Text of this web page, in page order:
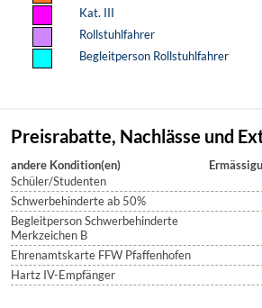
Kat. III
Rollstuhlfahrer
Begleitperson Rollstuhlfahrer
Preisrabatte, Nachlässe und
andere Kondition(en)
Schüler/Studenten
Schwerbehinderte ab 50%
Begleitperson Schwerbehinderte
Merkzeichen B
Ehrenamtskarte FFW Pfaffenhofen
Hartz IV-Empfänger